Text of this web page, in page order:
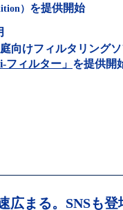
） を提供開始
向けフィルタリング
i-フィルター」 を提供開
広まる。SNSも